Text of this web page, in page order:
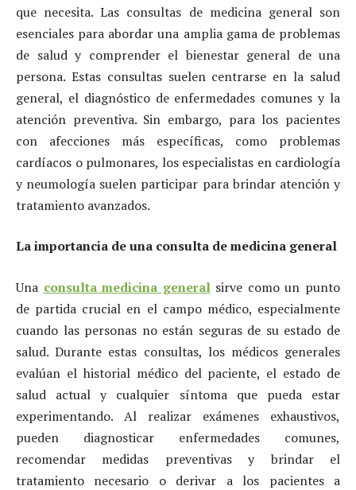
que necesita. Las consultas de medicina general son
esenciales para abordar una amplia gama de problemas
de salud y comprender el bienestar general de una
persona. Estas consultas suelen centrarse en la salud
general, el diagnóstico de enfermedades comunes y la
atención preventiva. Sin embargo, para los pacientes
con afecciones más específicas, como problemas
cardíacos o pulmonares, los especialistas en cardiología
y neumología suelen participar para brindar atención y
tratamiento avanzados.
La importancia de una consulta de medicina general
Una consulta medicina generalsirve como un punto
de partida crucial en el campo médico, especialmente
cuando las personas no están seguras de su estado de
salud. Durante estas consultas, los médicos generales
evalúan el historial médico del paciente, el estado de
salud actual y cualquier síntoma que pueda estar
experimentando. Al realizar exámenes exhaustivos,
pueden diagnosticar enfermedades comunes,
recomendar medidas preventivas y brindar el
tratamiento necesario o derivar a los pacientes a